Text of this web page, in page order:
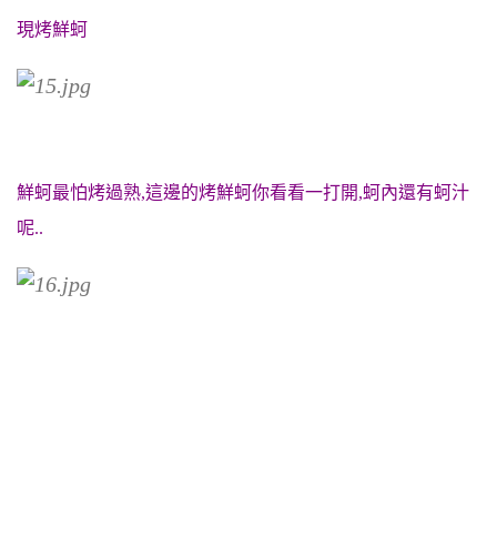
現烤鮮蚵
鮮蚵最怕烤過熟,這邊的烤鮮蚵你看看一打開,蚵內還有蚵汁
呢..